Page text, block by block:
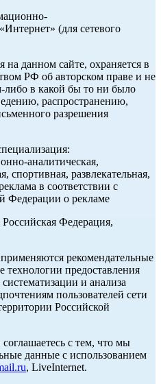
(для сетевого
данном сайте, охраняется в
РФ об авторском праве и не
либо в какой бы то ни было
распространению,
разрешения
аналитическая,
спортивная, развлекательная,
в соответствии с
Федерации о рекламе
Федерация,
рекомендательные
предоставления
и анализа
пользователей сети
Российской
с тем, что мы
данные с использованием
, LiveInternet.